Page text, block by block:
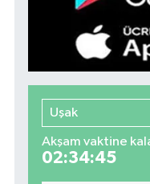
Uşak
Akşam vaktine
02:34:44